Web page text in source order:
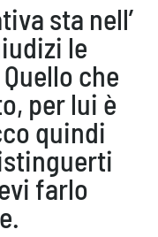
sta nell’
le
che
per lui è
quindi
farlo